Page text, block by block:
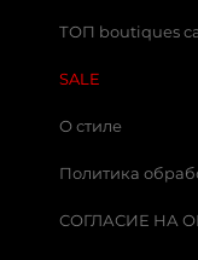
ТОП boutiques
SALE
О стиле
Политика
СОГЛАСИЕ НА